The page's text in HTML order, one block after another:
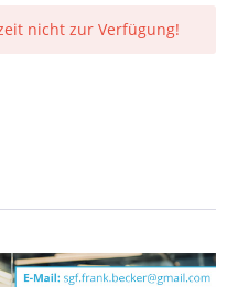
nicht zur Verfügung!